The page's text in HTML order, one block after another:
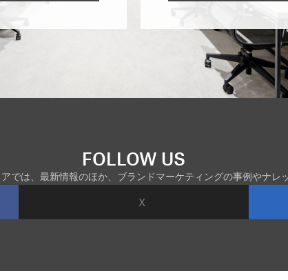
FOLLOW US
では、最新情報のほか、ブランドマーケティングの事例やナレ
X